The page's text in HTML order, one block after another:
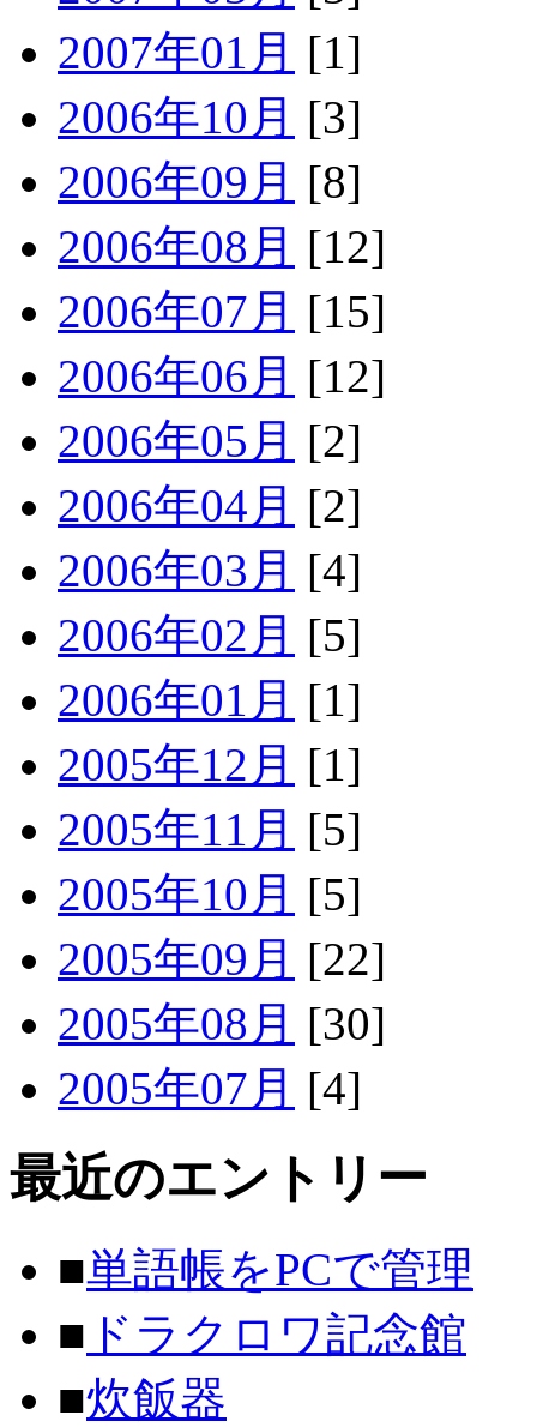
2007年01月 [1]
2006年10月 [3]
2006年09月 [8]
2006年08月 [12]
2006年07月 [15]
2006年06月 [12]
2006年05月 [2]
2006年04月 [2]
2006年03月 [4]
2006年02月 [5]
2006年01月 [1]
2005年12月 [1]
2005年11月 [5]
2005年10月 [5]
2005年09月 [22]
2005年08月 [30]
2005年07月 [4]
最近のエントリー
■単語帳をPCで管理
■ ドラクロワ記念館
■炊飯器